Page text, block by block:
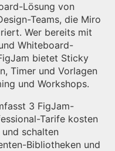
Lösung von
Teams, die Miro
Wer bereits mit
Whiteboard-
bietet Sticky
Timer und Vorlagen
und Workshops.
3 FigJam-
Tarife kosten
schalten
Bibliotheken und